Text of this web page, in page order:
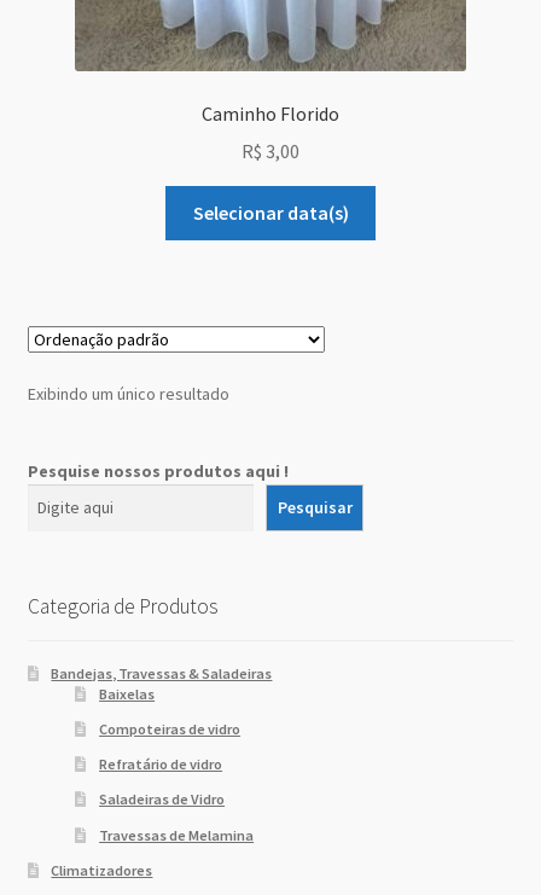
Sale Countdown
Dony Locações
Portfolio
Logo
Price table
Search box
Caminho Florido
R$ 3,00
Selecionar data(s)
Exibindo um único resultado
Pesquise nossos produtos aqui !
Pesquisar
Categoria de Produtos
Bandejas, Travessas & Saladeiras
Baixelas
Compoteiras de vidro
Refratário de vidro
Saladeiras de Vidro
Travessas de Melamina
Climatizadores